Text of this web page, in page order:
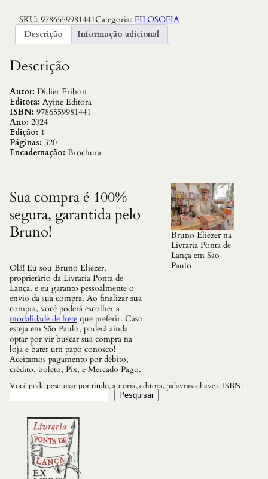
SKU: 9786559981441Categoria: FILOSOFIA
Descrição
Informação adicional
Descrição
Autor: Didier Eribon
Editora: Ayine Editora
ISBN: 9786559981441
Ano: 2024
Edição: 1
Páginas: 320
Encadernação: Brochura
Sua compra é 100%
segura, garantida pelo
Bruno!
Olá! Eu sou Bruno Eliezer,
proprietário da Livraria Ponta de
Lança, e eu garanto pessoalmente o
envio da sua compra. Ao finalizar sua
compra, você poderá escolher a
modalidade de frete que preferir. Caso
esteja em São Paulo, poderá ainda
optar por vir buscar sua compra na
loja e bater um papo conosco!
Aceitamos pagamento por débito,
crédito, boleto, Pix, e Mercado Pago.
Bruno Eliezer na
Livraria Ponta de
Lança em São
Paulo
Você pode pesquisar por título, autoria, editora, palavras-chave e ISBN:
Pesquisar